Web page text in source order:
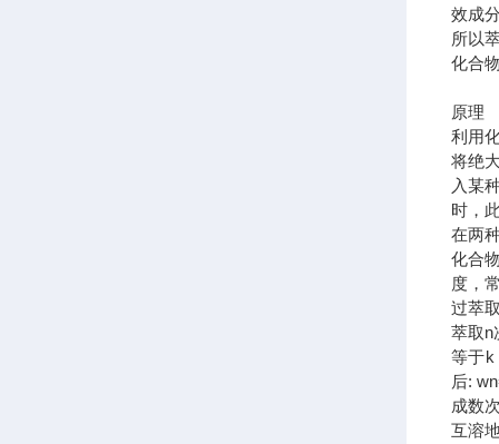
效成
所以
化合
原理
利用
将绝
入某
时，
在两
化合
度，
过萃
萃取n
等于k
后:
成数
互溶